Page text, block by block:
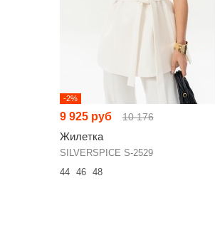
-2%
9 925 руб 10 176
Жилетка
SILVERSPICE S-2529
44
46 48